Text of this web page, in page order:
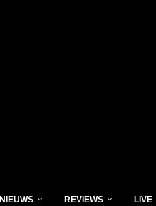
NIEUWS REVIEWS LIVE